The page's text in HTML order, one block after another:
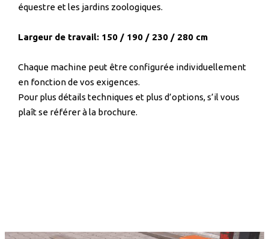
équestre et les jardins zoologiques.
Largeur de travail: 150 / 190 / 230 / 280 cm
Chaque machine peut être configurée individuellement
en fonction de vos exigences.
Pour plus détails techniques et plus d’options, s’il vous
plaît se référer à la brochure.